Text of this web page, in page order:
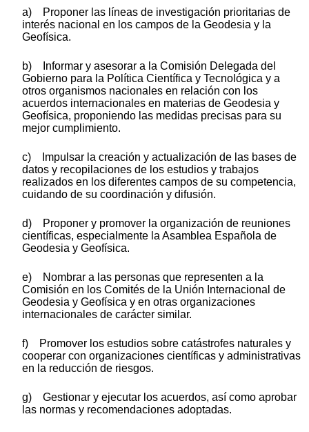
a) Proponer las líneas de investigación prioritarias de
interés nacional en los campos de la Geodesia y la
Geofísica.
b) Informar y asesorar a la Comisión Delegada del
Gobierno para la Política Científica y Tecnológica y a
otros organismos nacionales en relación con los
acuerdos internacionales en materias de Geodesia y
Geofísica, proponiendo las medidas precisas para su
mejor cumplimiento.
c) Impulsar la creación y actualización de las bases de
datos y recopilaciones de los estudios y trabajos
realizados en los diferentes campos de su competencia,
cuidando de su coordinación y difusión.
d) Proponer y promover la organización de reuniones
científicas, especialmente la Asamblea Española de
Geodesia y Geofísica.
e) Nombrar a las personas que representen a la
Comisión en los Comités de la Unión Internacional de
Geodesia y Geofísica y en otras organizaciones
internacionales de carácter similar.
f) Promover los estudios sobre catástrofes naturales y
cooperar con organizaciones científicas y administrativas
en la reducción de riesgos.
g) Gestionar y ejecutar los acuerdos, así como aprobar
las normas y recomendaciones adoptadas.